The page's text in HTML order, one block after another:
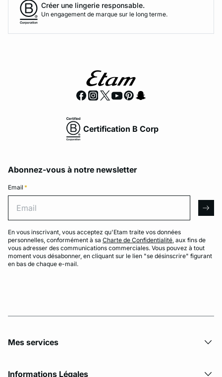
Créer une lingerie responsable.
Un engagement de marque sur le long terme.
Certification B Corp
Abonnez-vous à notre newsletter
Email *
En vous inscrivant, vous acceptez qu'Etam traite vos données
personnelles, conformément à sa Charte de Confidentialité, aux fins de
vous adresser des communications commerciales. Vous pouvez à tout
moment vous désabonner, en cliquant sur le lien "se désinscrire" figurant
en bas de chaque e-mail.
Mes services
Informations Légales